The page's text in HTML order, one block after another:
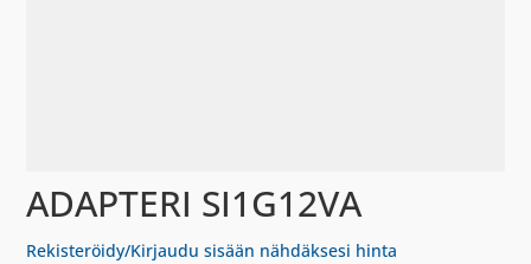
ADAPTERI SI1G12VA
Rekisteröidy/Kirjaudu sisään nähdäksesi hinta